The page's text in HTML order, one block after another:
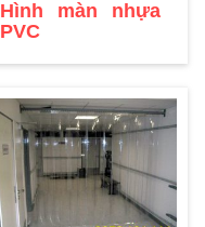
Hình màn nhựa
PVC